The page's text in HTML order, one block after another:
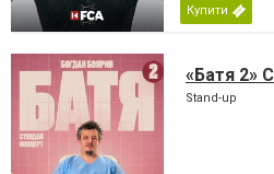
Купити
«Батя 2»
Stand-up